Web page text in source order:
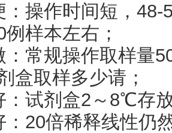
：操作时间短，
样本左右；
：常规操作取样量
盒取样多少请；
：试剂盒2～8℃存
：20倍稀释线性仍